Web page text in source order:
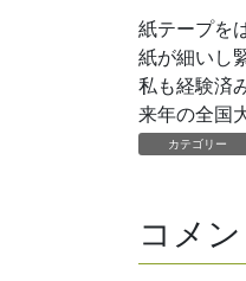
紙テープを
紙が細いし
私も経験済
来年の全国
カテゴリー
コメ